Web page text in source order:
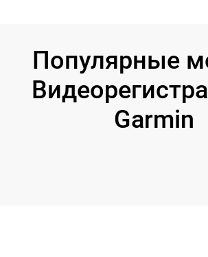
Популярные
Garmin